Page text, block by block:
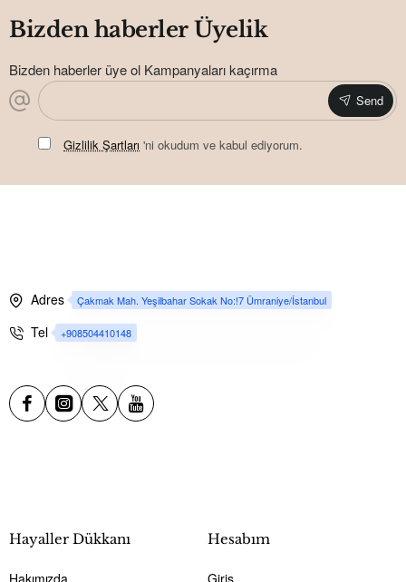
Bizden haberler Üyelik
Bizden haberler üye ol Kampanyaları kaçırma
Send
Gizlilik Şartları 'ni okudum ve kabul ediyorum.
Adres Çakmak Mah. Yeşilbahar Sokak No:!7 Ümraniye/İstanbul
Tel +908504410148
Hayaller Dükkanı
Hakımızda
Hesabım
Giriş